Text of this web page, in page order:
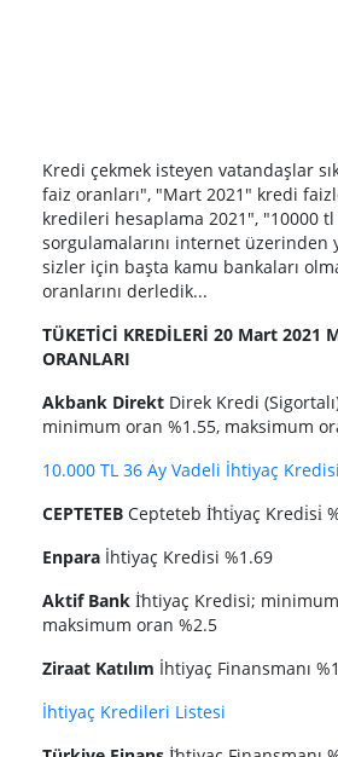
Kredi çekmek isteyen vatandaşlar
faiz oranları", "Mart 2021" kredi
kredileri hesaplama 2021", "10000
sorgulamalarını internet üzerinden
sizler için başta kamu bankaları
oranlarını derledik...
TÜKETİCİ KREDİLERİ 20 Mart 2021
ORANLARI
Akbank Direkt Direk Kredi
minimum oran %1.55, maksimum
10.000 TL 36 Ay Vadeli İhtiyaç
CEPTETEB Cepteteb İ̇hti̇yaç Kredi̇si̇
Enpara İhtiyaç Kredisi %1.69
Aktif Bank İ̇htiyaç Kredisi;
maksimum oran %2.5
Ziraat Katılım İhtiyaç Finansmanı
İhtiyaç Kredileri Listesi